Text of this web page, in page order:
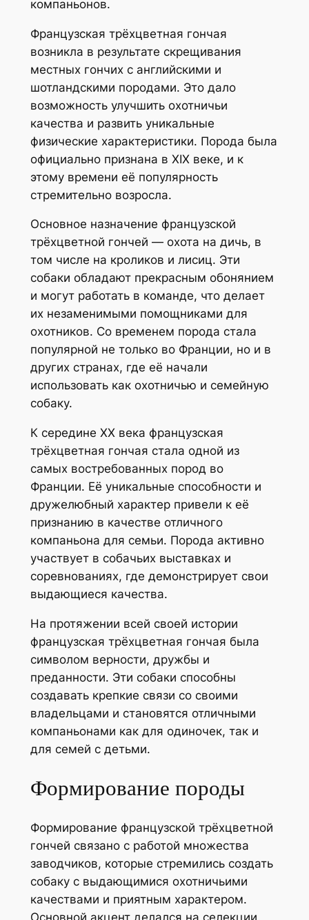
компаньонов.
Французская трёхцветная гончая
возникла в результате скрещивания
местных гончих с английскими и
шотландскими породами. Это дало
возможность улучшить охотничьи
качества и развить уникальные
физические характеристики. Порода была
официально признана в XIX веке, и к
этому времени её популярность
стремительно возросла.
Основное назначение французской
трёхцветной гончей — охота на дичь, в
том числе на кроликов и лисиц. Эти
собаки обладают прекрасным обонянием
и могут работать в команде, что делает
их незаменимыми помощниками для
охотников. Со временем порода стала
популярной не только во Франции, но и в
других странах, где её начали
использовать как охотничью и семейную
собаку.
К середине XX века французская
трёхцветная гончая стала одной из
самых востребованных пород во
Франции. Её уникальные способности и
дружелюбный характер привели к её
признанию в качестве отличного
компаньона для семьи. Порода активно
участвует в собачьих выставках и
соревнованиях, где демонстрирует свои
выдающиеся качества.
На протяжении всей своей истории
французская трёхцветная гончая была
символом верности, дружбы и
преданности. Эти собаки способны
создавать крепкие связи со своими
владельцами и становятся отличными
компаньонами как для одиночек, так и
для семей с детьми.
Формирование породы
Формирование французской трёхцветной
гончей связано с работой множества
заводчиков, которые стремились создать
собаку с выдающимися охотничьими
качествами и приятным характером.